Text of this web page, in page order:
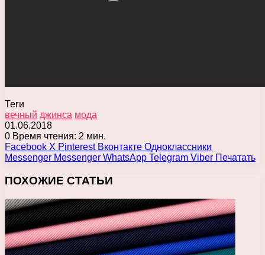
Теги
вечный джинса мода
01.06.2018
0 Время чтения: 2 мин.
Facebook X Pinterest Вконтакте Одноклассники
Messenger Messenger WhatsApp Telegram Viber Печатать
ПОХОЖИЕ СТАТЬИ